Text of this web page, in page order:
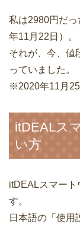
私は2980円だ
年11月22日）。
それが、今、値
っていました。
※2020年11月
itDEALス
い方
itDEALスマー
す。
日本語の「使用